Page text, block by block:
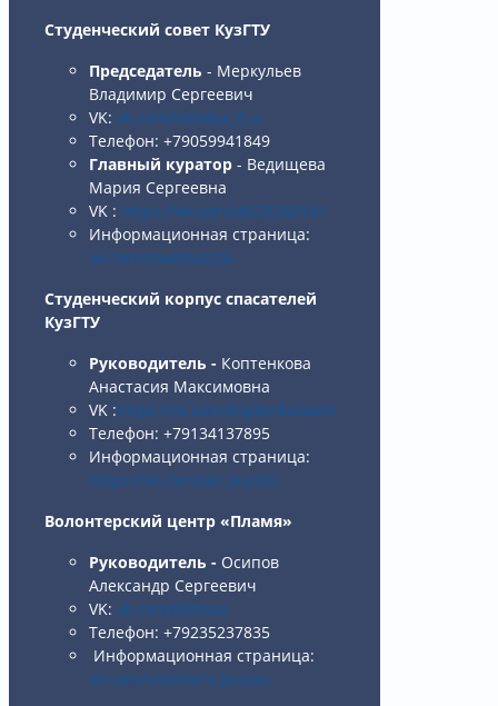
Студенческий совет КузГТУ
Председатель - Меркульев
Владимир Сергеевич
VK: vk.com/volodya_0_o
Телефон: +79059941849
Главный куратор - Ведищева
Мария Сергеевна
VK : https://vk.com/id625280141
Информационная страница:
vk.com/sovetkuzstu
Студенческий корпус спасателей
КузГТУ
Руководитель - Коптенкова
Анастасия Максимовна
VK :https://vk.com/koptenkovaam
Телефон: +79134137895
Информационная страница:
https://vk.com/sks_kuzstu
Волонтерский центр «Пламя»
Руководитель - Осипов
Александр Сергеевич
VK: vk.com/jbltlava
Телефон: +79235237835
Информационная страница:
vk.com/volonters_kuzstu